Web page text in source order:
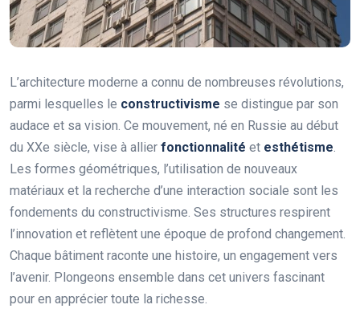
L’architecture moderne a connu de nombreuses révolutions,
parmi lesquelles le constructivisme se distingue par son
audace et sa vision. Ce mouvement, né en Russie au début
du XXe siècle, vise à allier fonctionnalité et esthétisme.
Les formes géométriques, l’utilisation de nouveaux
matériaux et la recherche d’une interaction sociale sont les
fondements du constructivisme. Ses structures respirent
l’innovation et reflètent une époque de profond changement.
Chaque bâtiment raconte une histoire, un engagement vers
l’avenir. Plongeons ensemble dans cet univers fascinant
pour en apprécier toute la richesse.